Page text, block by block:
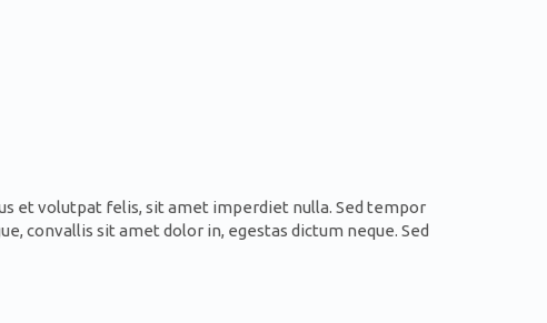
et volutpat felis, sit amet imperdiet nulla. Sed tempor
convallis sit amet dolor in, egestas dictum neque. Sed